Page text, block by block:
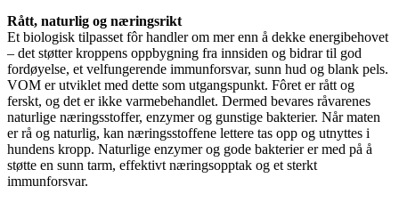
Rått, naturlig og næringsrikt
Et biologisk tilpasset fôr handler om mer enn å dekke energibehovet
– det støtter kroppens oppbygning fra innsiden og bidrar til god
fordøyelse, et velfungerende immunforsvar, sunn hud og blank pels.
VOM er utviklet med dette som utgangspunkt. Fôret er rått og
ferskt, og det er ikke varmebehandlet. Dermed bevares råvarenes
naturlige næringsstoffer, enzymer og gunstige bakterier. Når maten
er rå og naturlig, kan næringsstoffene lettere tas opp og utnyttes i
hundens kropp. Naturlige enzymer og gode bakterier er med på å
støtte en sunn tarm, effektivt næringsopptak og et sterkt
immunforsvar.